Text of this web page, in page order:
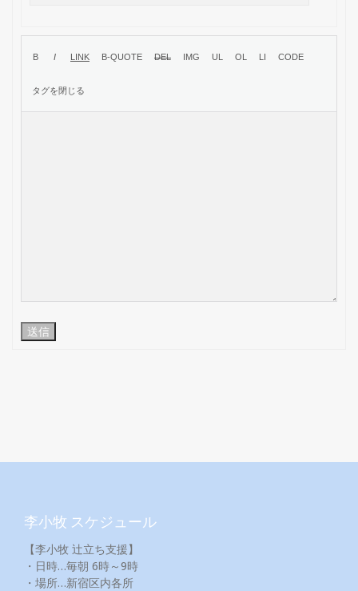
送信
李小牧 スケジュール
【李小牧 辻立ち支援】
・日時…毎朝 6時～9時
・場所…新宿区内各所